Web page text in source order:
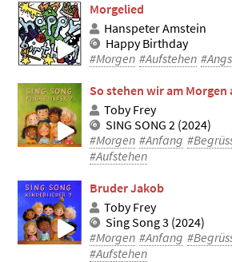
Morgelied
Hanspeter Amstein
Happy Birthday
#Morgen #Aufstehen
So stehen wir am Morgen
Toby Frey
SING SONG 2 (2024)
#Morgen #Anfang
#Aufstehen
Bruder Jakob
Toby Frey
Sing Song 3 (2024)
#Morgen #Anfang
#Aufstehen